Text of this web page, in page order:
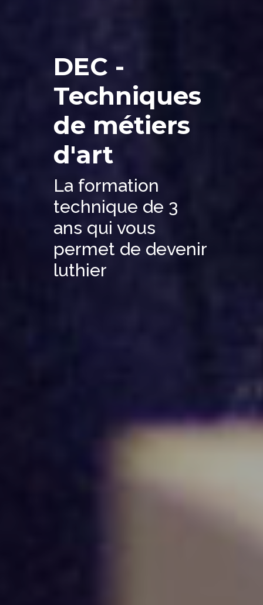
DEC -
Techniques
de métiers
d'art
La formation
technique de 3
ans qui vous
permet de devenir
luthier